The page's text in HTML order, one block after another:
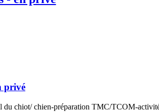
privé
du chiot/ chien-préparation TMC/TCOM-